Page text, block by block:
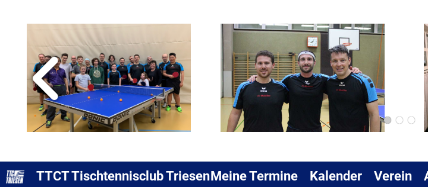
TTCT Tischtennisclub Triesen Meine Termine Kalender Verein